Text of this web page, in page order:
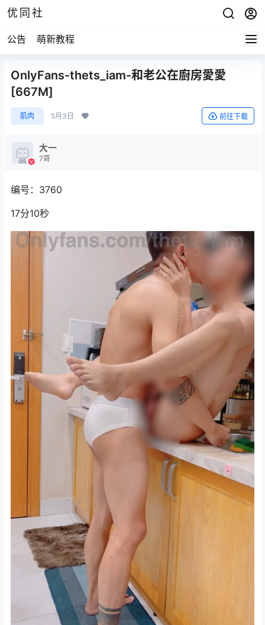
优同社
公告 萌新教程
OnlyFans-thets_iam-和老公在廚房愛愛
[667M]
肌肉 5月3日 前往下载
大一
7哥
编号：3760
17分10秒